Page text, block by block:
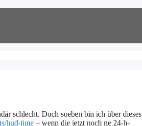
schlecht. Doch soeben bin ich über dieses
hud-time – wenn die jetzt noch ne 24-h-